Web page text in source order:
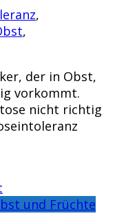
,
,
der in Obst,
vorkommt.
nicht richtig
und Früchte